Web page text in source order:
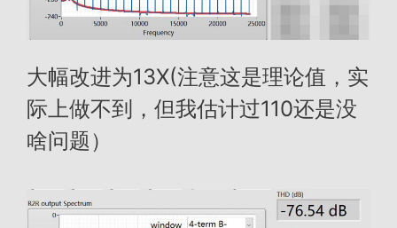
大幅改进为13X(注意这是理论值，实
际上做不到，但我估计过110还是没
啥问题）